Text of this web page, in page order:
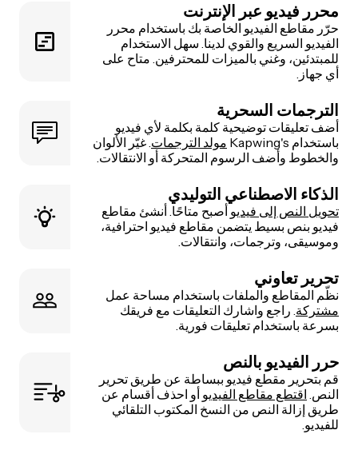
محرر فيديو عبر الإنترنت
حرّر مقاطع الفيديو الخاصة بك باستخدام محرر
الفيديو السريع والقوي لدينا. سهل الاستخدام
للمبتدئين، وغني بالميزات للمحترفين. متاح على
أي جهاز.
الترجمات السحرية
أضف تعليقات توضيحية كلمة بكلمة لأي فيديو
باستخدام Kapwing's
مولد الترجمات . غيّر الألوان
والخطوط وأضف الرسوم المتحركة أو الانتقالات.
الذكاء الاصطناعي التوليدي
تحويل النص إلى فيديو أصبح متاحًا. أنشئ مقاطع
فيديو بنص بسيط يتضمن مقاطع فيديو احترافية،
وموسيقى، وترجمات، وانتقالات.
تحرير تعاوني
نظّم المقاطع والملفات باستخدام مساحة عمل
مشتركة . راجع واشارك التعليقات مع فريقك
بسرعة باستخدام تعليقات فورية.
حرر الفيديو بالنص
قم بتحرير مقطع فيديو ببساطة عن طريق تحرير
النص. اقتطع مقاطع الفيديو أو احذف أقسام عن
طريق إزالة النص من النسخ المكتوب التلقائي
للفيديو.